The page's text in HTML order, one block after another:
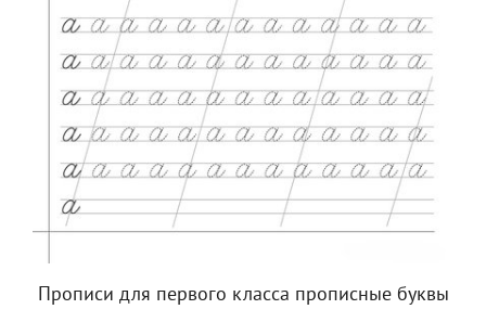
Прописи для первого класса прописные буквы